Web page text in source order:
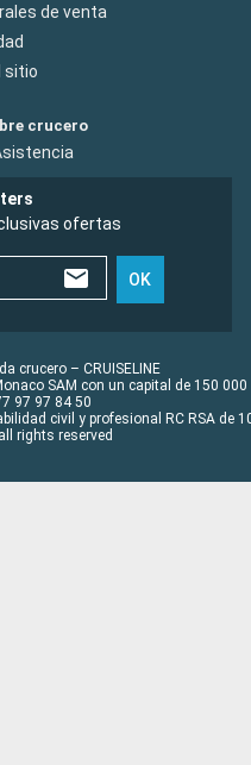
de venta
sitio
crucero
ofertas
OK
crucero – CRUISELINE
SAM con un capital de 150 000
97 97 84 50
civil y profesional RC RSA de
rights reserved